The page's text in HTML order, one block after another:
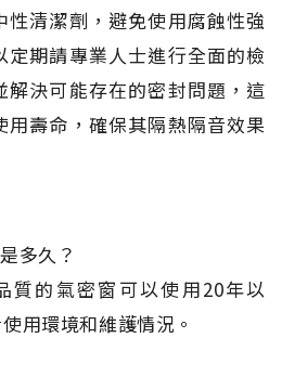
清潔劑，避免使用腐蝕性強
期請專業人士進行全面的檢
解決可能存在的密封問題，這
壽命，確保其隔熱隔音效果
多久？
質的氣密窗可以使用20年以
用環境和維護情況。